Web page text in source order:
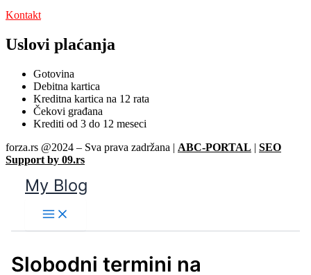
Kontakt
Uslovi plaćanja
Gotovina
Debitna kartica
Kreditna kartica na 12 rata
Čekovi građana
Krediti od 3 do 12 meseci
forza.rs @2024 – Sva prava zadržana | ABC-PORTAL | SEO
Support by 09.rs